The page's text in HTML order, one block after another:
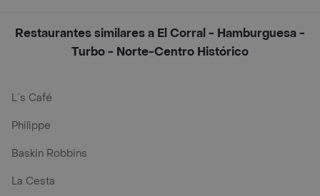
Restaurantes similares a El Corral - Hamburguesa -
Turbo - Norte-Centro Histórico
L´s Café
Philippe
Baskin Robbins
La Cesta